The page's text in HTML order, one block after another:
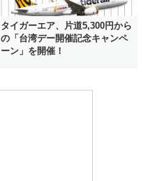
タイガーエア、片道5,300円から
の「台湾デー開催記念キャンペ
ーン」を開催！